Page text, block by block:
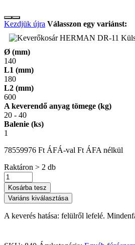
Kezdjük újra Válasszon egy variánst:
Ø (mm)
140
L1 (mm)
180
L2 (mm)
600
A keverendő anyag tömege (kg)
20 - 40
Balenie (ks)
1
78559976 Ft ÁFÁ-val Ft ÁFA nélkül
Raktáron > 2 db
Kosárba tesz
Variáns kiválasztása
A keverés hatása: felülről lefelé.